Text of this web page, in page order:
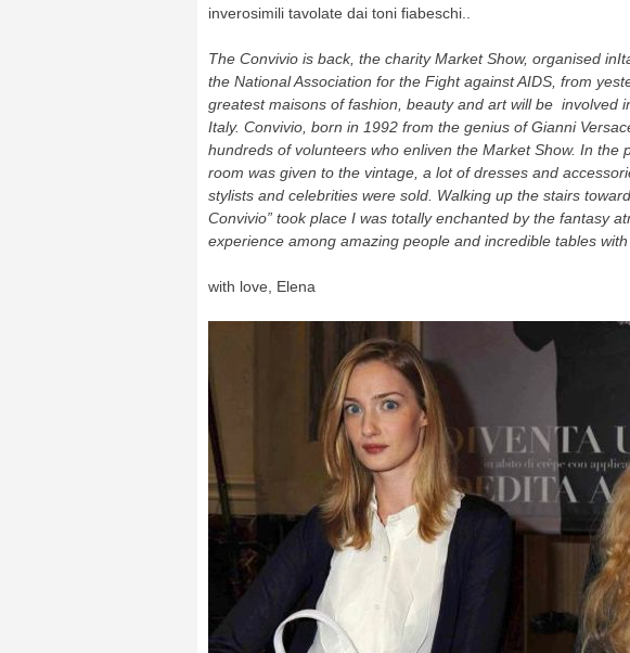
inverosimili tavolate dai toni fiabeschi..
The Convivio is back, the charity Market Show, organised
the National Association for the Fight against AIDS, from
greatest maisons of fashion, beauty and art will be involved
Italy. Convivio, born in 1992 from the genius of Gianni
hundreds of volunteers who enliven the Market Show. In the
room was given to the vintage, a lot of dresses and
stylists and celebrities were sold. Walking up the stairs
Convivio” took place I was totally enchanted by the fantasy
experience among amazing people and incredible tables
with love, Elena